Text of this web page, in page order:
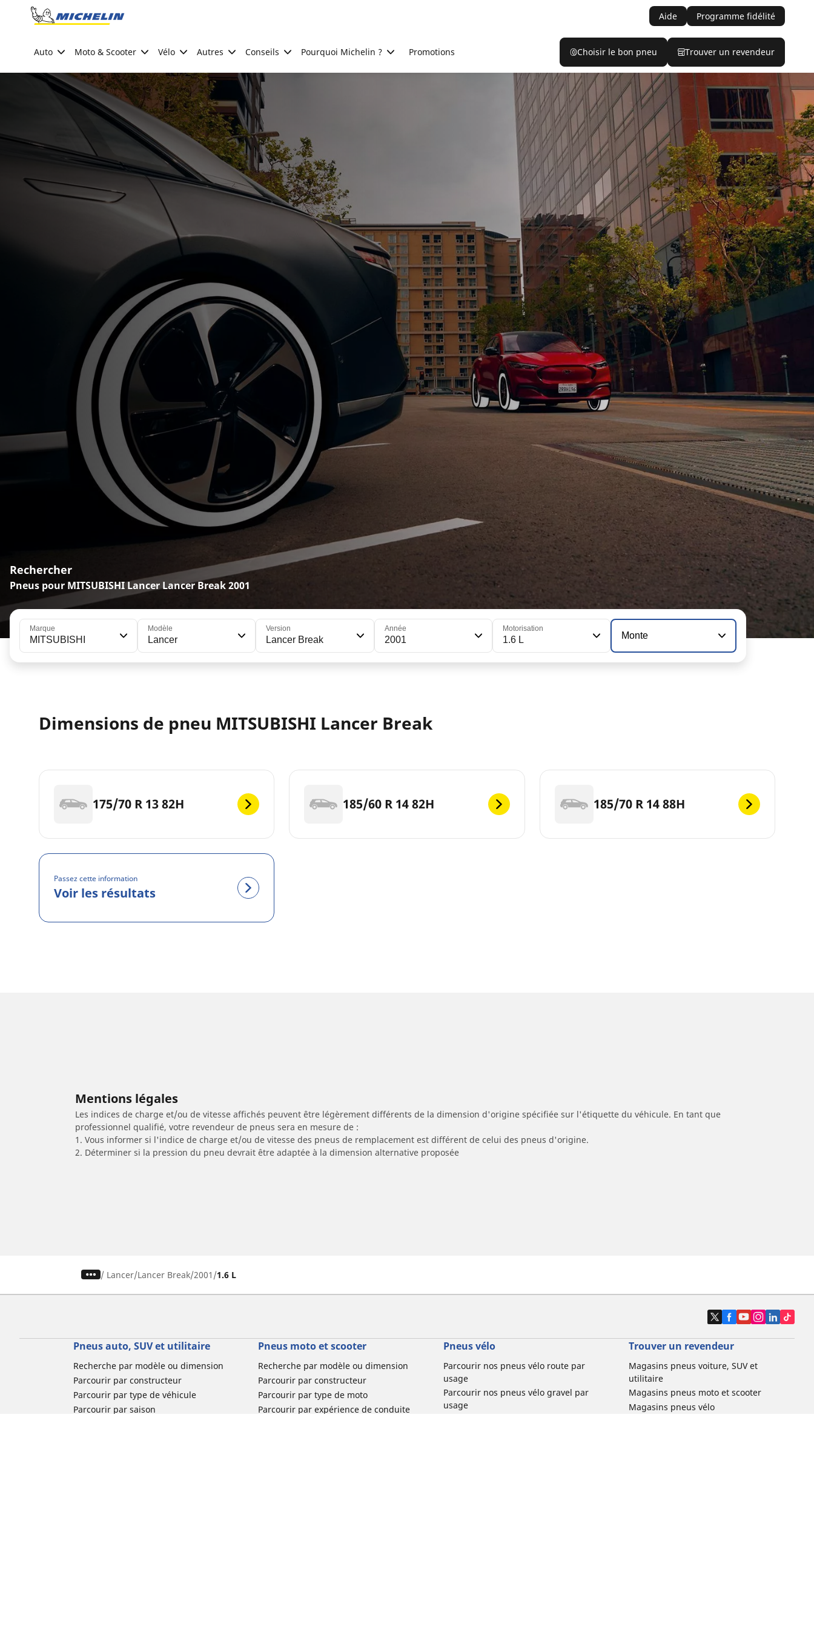
Go to page content
Aide Programme fidélité
Auto Moto & Scooter Vélo Autres Conseils Pourquoi Michelin ? Promotions Choisir le bon pneu Trouver un revendeur
Rechercher
Pneus pour MITSUBISHI Lancer Lancer Break 2001
Marque
MITSUBISHI
Modèle
Lancer
Version
Lancer Break
Année
2001
Motorisation
1.6 L Monte
Dimensions de pneu MITSUBISHI Lancer Break
175/70 R 13 82H 185/60 R 14 82H 185/70 R 14 88H
Passez cette information
Voir les résultats
Mentions légales
Les indices de charge et/ou de vitesse affichés peuvent être légèrement différents de la dimension d'origine spécifiée sur l'étiquette du véhicule. En tant que
professionnel qualifié, votre revendeur de pneus sera en mesure de :
1. Vous informer si l'indice de charge et/ou de vitesse des pneus de remplacement est différent de celui des pneus d'origine.
2. Déterminer si la pression du pneu devrait être adaptée à la dimension alternative proposée
/ Lancer Lancer Break 2001 1.6 L
Pneus auto, SUV et utilitaire
Recherche par modèle ou dimension
Parcourir par constructeur
Parcourir par type de véhicule
Parcourir par saison
Pneus moto et scooter
Recherche par modèle ou dimension
Parcourir par constructeur
Parcourir par type de moto
Parcourir par expérience de conduite
Pneus vélo
Parcourir nos pneus vélo route par
usage
Parcourir nos pneus vélo gravel par
usage
Trouver un revendeur
Magasins pneus voiture, SUV et
utilitaire
Magasins pneus moto et scooter
Magasins pneus vélo